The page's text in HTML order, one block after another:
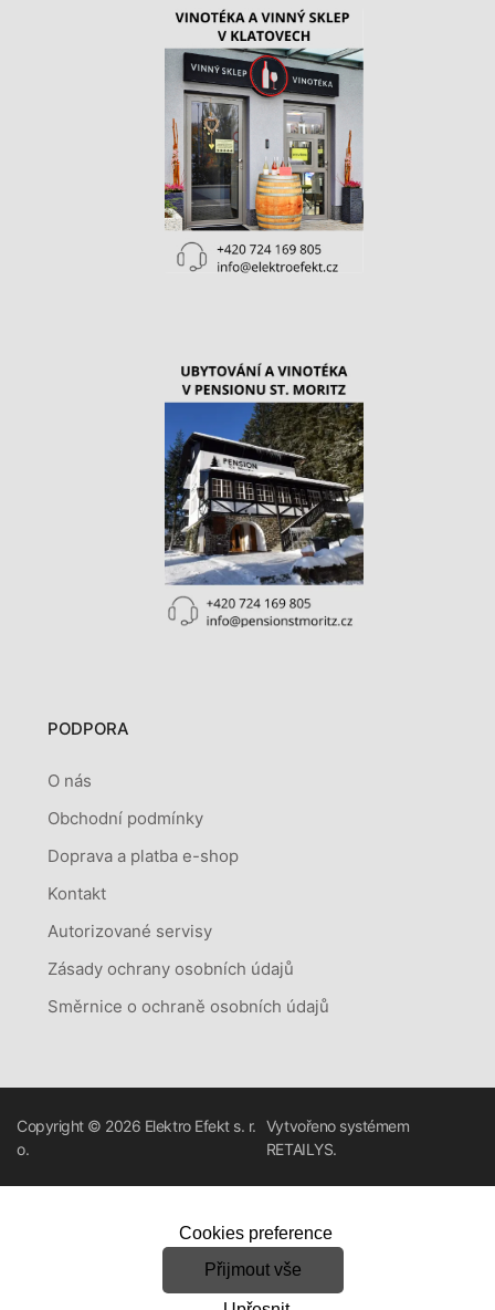
PODPORA
O nás
Obchodní podmínky
Doprava a platba e-shop
Kontakt
Autorizované servisy
Zásady ochrany osobních údajů
Směrnice o ochraně osobních údajů
Copyright © 2026 Elektro Efekt s. r.
o.
Vytvořeno systémem
RETAILYS.
Cookies preference
Přijmout vše